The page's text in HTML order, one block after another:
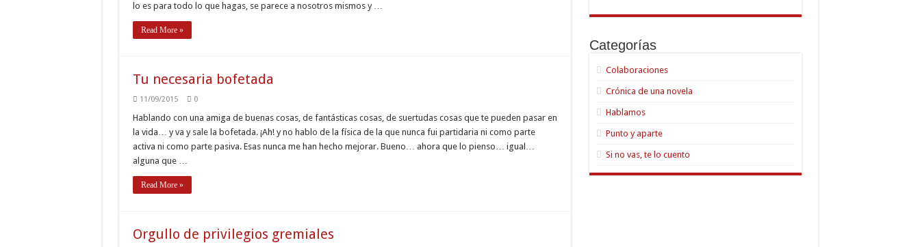
lo es para todo lo que hagas, se parece a nosotros mismos y …
Read More »
Tu necesaria bofetada
11/09/2015 0
Hablando con una amiga de buenas cosas, de fantásticas cosas, de suertudas cosas que te pueden pasar en
la vida… y va y sale la bofetada. ¡Ah! y no hablo de la física de la que nunca fui partidaria ni como parte
activa ni como parte pasiva. Esas nunca me han hecho mejorar. Bueno… ahora que lo pienso… igual…
alguna que …
Read More »
Orgullo de privilegios gremiales
Categorías
Colaboraciones
Crónica de una novela
Hablamos
Punto y aparte
Si no vas, te lo cuento